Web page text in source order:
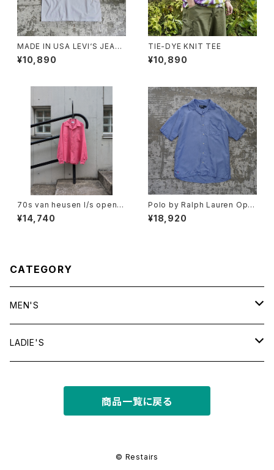
MADE IN USA LEVI‘S JEAN
S TEE
¥10,890
TIE-DYE KNIT TEE
¥10,890
70s van heusen l/s open c
ollar shirt
¥14,740
Polo by Ralph Lauren Ope
n Collar Shirt "CALDWELL"
¥18,920
CATEGORY
MEN'S
tops
LADIE'S
商品一覧に戻る
© Restairs